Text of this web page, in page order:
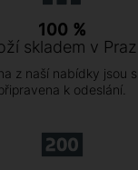
100 %
skladem v
z naší nabídky jsou
k odeslání.